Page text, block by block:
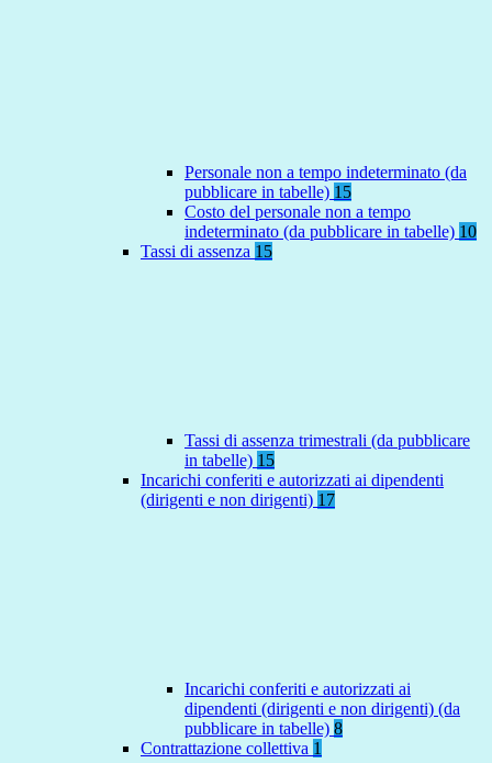
Personale non a tempo indeterminato (da
pubblicare in tabelle) 15
Costo del personale non a tempo
indeterminato (da pubblicare in tabelle) 10
Tassi di assenza 15
Tassi di assenza trimestrali (da pubblicare
in tabelle) 15
Incarichi conferiti e autorizzati ai dipendenti
(dirigenti e non dirigenti) 17
Incarichi conferiti e autorizzati ai
dipendenti (dirigenti e non dirigenti) (da
pubblicare in tabelle) 8
Contrattazione collettiva 1